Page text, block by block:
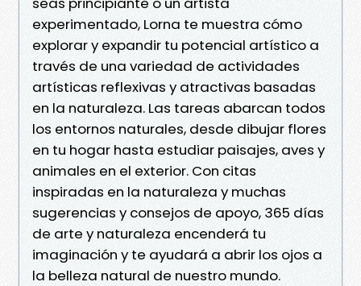
experimentado, Lorna te muestra cómo
explorar y expandir tu potencial artístico a
través de una variedad de actividades
artísticas reflexivas y atractivas basadas
en la naturaleza. Las tareas abarcan todos
los entornos naturales, desde dibujar flores
en tu hogar hasta estudiar paisajes, aves y
animales en el exterior. Con citas
inspiradas en la naturaleza y muchas
sugerencias y consejos de apoyo, 365 días
de arte y naturaleza encenderá tu
imaginación y te ayudará a abrir los ojos a
la belleza natural de nuestro mundo.